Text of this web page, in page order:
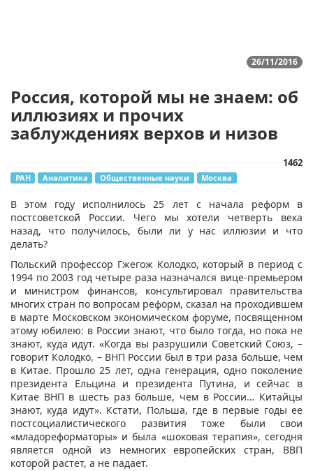
26/11/2016
Россия, которой мы не знаем: об
иллюзиях и прочих
заблуждениях верхов и низов
1462
РАН Аналитика Общественные науки Москва
​В этом году исполнилось 25 лет с начала реформ в
постсоветской России. Чего мы хотели четверть века
назад, что получилось, были ли у нас иллюзии и что
делать?
Польский профессор Гжегож Колодко, который в период с
1994 по 2003 год четыре раза назначался вице-премьером
и министром финансов, консультировал правительства
многих стран по вопросам реформ, сказал на проходившем
в марте Московском экономическом форуме, посвященном
этому юбилею: в России знают, что было тогда, но пока не
знают, куда идут. «Когда вы разрушили Советский Союз, –
говорит Колодко, – ВНП России был в три раза больше, чем
в Китае. Прошло 25 лет, одна генерация, одно поколение
президента Ельцина и президента Путина, и сейчас в
Китае ВНП в шесть раз больше, чем в России… Китайцы
знают, куда идут». Кстати, Польша, где в первые годы ее
постсоциалистического развития тоже были свои
«младореформаторы» и была «шоковая терапия», сегодня
является одной из немногих европейских стран, ВВП
которой растет, а не падает.